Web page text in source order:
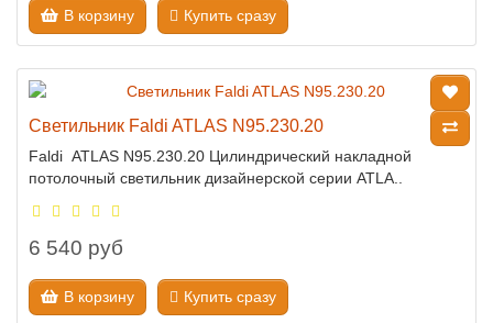
В корзину Купить сразу
Светильник Faldi ATLAS N95.230.20
Faldi ATLAS N95.230.20 Цилиндрический накладной
потолочный светильник дизайнерской серии ATLA..
6 540 руб
В корзину Купить сразу